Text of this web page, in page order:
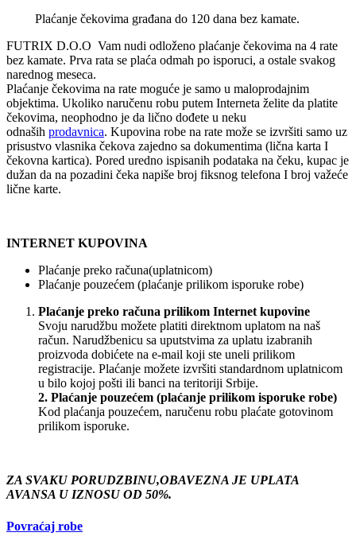
Plaćanje čekovima građana do 120 dana bez kamate.
FUTRIX D.O.O Vam nudi odloženo plaćanje čekovima na 4 rate
bez kamate. Prva rata se plaća odmah po isporuci, a ostale svakog
narednog meseca.
Plaćanje čekovima na rate moguće je samo u maloprodajnim
objektima. Ukoliko naručenu robu putem Interneta želite da platite
čekovima, neophodno je da lično dođete u neku
odnaših prodavnica. Kupovina robe na rate može se izvršiti samo uz
prisustvo vlasnika čekova zajedno sa dokumentima (lična karta I
čekovna kartica). Pored uredno ispisanih podataka na čeku, kupac je
dužan da na pozadini čeka napiše broj fiksnog telefona I broj važeće
lične karte.
INTERNET KUPOVINA
Plaćanje preko računa(uplatnicom)
Plaćanje pouzećem (plaćanje prilikom isporuke robe)
Plaćanje preko računa prilikom Internet kupovine
Svoju narudžbu možete platiti direktnom uplatom na naš
račun. Narudžbenicu sa uputstvima za uplatu izabranih
proizvoda dobićete na e-mail koji ste uneli prilikom
registracije. Plaćanje možete izvršiti standardnom uplatnicom
u bilo kojoj pošti ili banci na teritoriji Srbije.
2. Plaćanje pouzećem (plaćanje prilikom isporuke robe)
Kod plaćanja pouzećem, naručenu robu plaćate gotovinom
prilikom isporuke.
ZA SVAKU PORUDZBINU,OBAVEZNA JE UPLATA
AVANSA U IZNOSU OD 50%.
Povraćaj robe